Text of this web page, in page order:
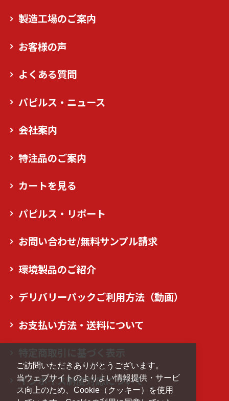
ご訪問いただきありがとうございます。
当ウェブサイトのよりよい情報提供・サービ
ス向上のため、Cookie（クッキー）を使用
製造工場のご案内
お客様の声
よくある質問
パピルス・ニュース
会社案内
特注品のご案内
カートを見る
パピルス・リポート
お問い合わせ/無料サンプル請求
環境製品のご紹介
デリバリーパックご利用方法（動画）
お支払い方法・送料について
インボイス制度対応について